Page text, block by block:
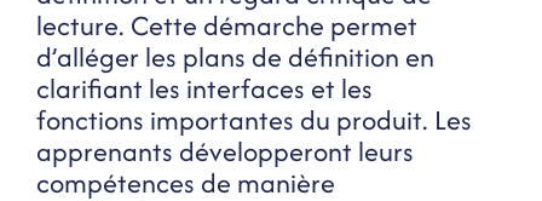
lecture. Cette démarche permet
d’alléger les plans de définition en
clarifiant les interfaces et les
fonctions importantes du produit. Les
apprenants développeront leurs
compétences de manière